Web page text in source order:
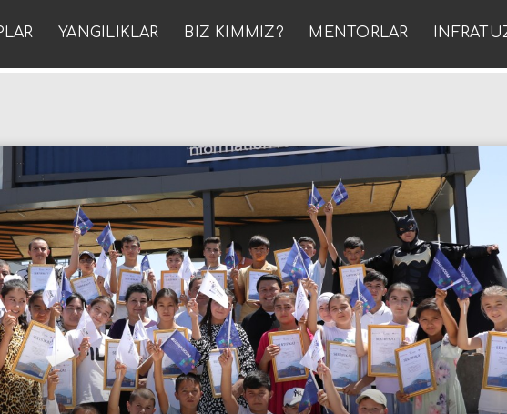
YANGILIKLAR BIZ KIMMIZ? MENTORLAR